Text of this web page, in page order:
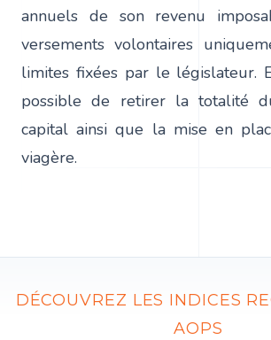
annuels de son revenu
versements volontaires
limites fixées par le législateur.
possible de retirer la totalité
capital ainsi que la mise en
viagère.
DÉCOUVREZ LES INDICES
AOPS